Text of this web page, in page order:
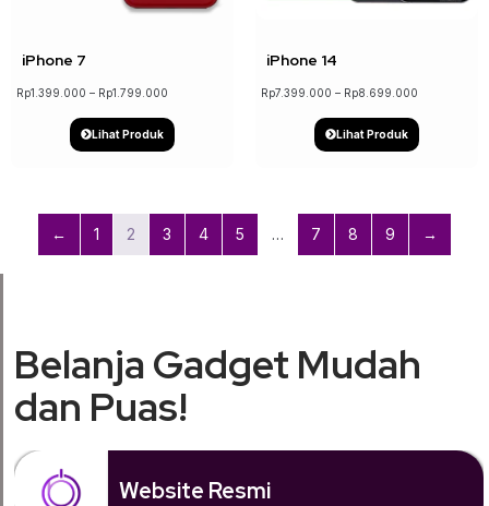
iPhone 7
Rp1.399.000 – Rp1.799.000
Lihat Produk
iPhone 14
Rp7.399.000 – Rp8.699.000
Lihat Produk
← 1 2 3 4 5 … 7 8 9 →
Belanja Gadget Mudah
dan Puas!
Website Resmi